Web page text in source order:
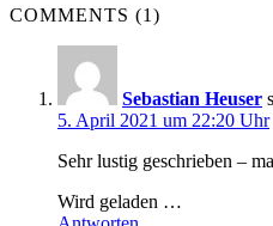
COMMENTS (1)
Sebastian Heuser
5. April 2021 um 22:20 Uhr
Sehr lustig geschrieben –
Wird geladen …